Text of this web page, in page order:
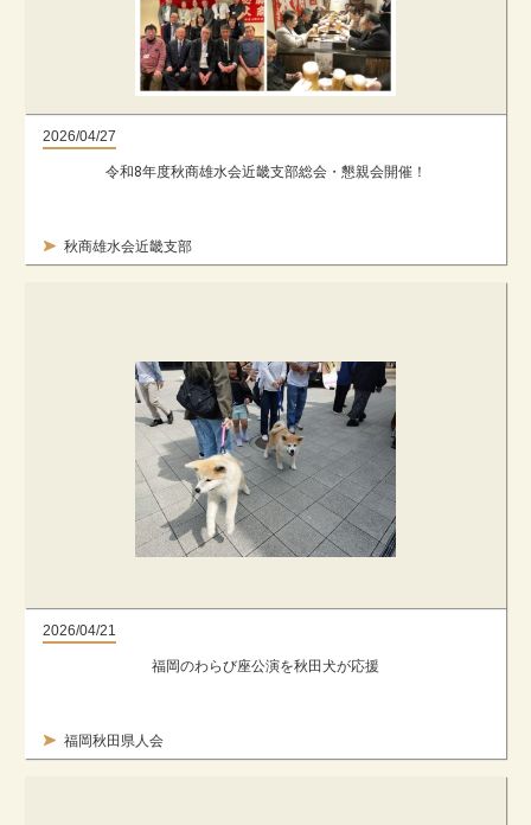
2026/04/27
秋商雄水会近畿支部
令和8年度秋商雄水会近畿支部総会・懇親会開催！
2026/04/21
福岡秋田県人会
福岡のわらび座公演を秋田犬が応援